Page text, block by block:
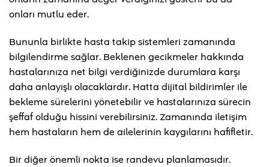
onları mutlu eder.
Bununla birlikte hasta takip sistemleri zamanında
bilgilendirme sağlar. Beklenen gecikmeler hakkında
hastalarınıza net bilgi verdiğinizde durumlara karşı
daha anlayışlı olacaklardır. Hatta dijital bildirimler ile
bekleme sürelerini yönetebilir ve hastalarınıza sürecin
şeffaf olduğu hissini verebilirsiniz. Zamanında iletişim
hem hastaların hem de ailelerinin kaygılarını hafifletir.
Bir diğer önemli nokta ise randevu planlamasıdır.